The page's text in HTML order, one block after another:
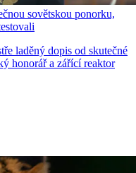
sovětskou ponorku,
laděný dopis od skutečné
honorář a zářící reaktor